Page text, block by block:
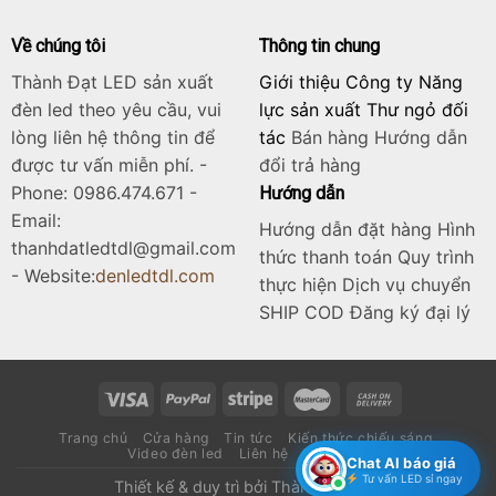
Về chúng tôi
Thành Đạt LED sản xuất
đèn led theo yêu cầu, vui
lòng liên hệ thông tin để
được tư vấn miễn phí. -
Phone: 0986.474.671 -
Email:
thanhdatledtdl@gmail.com
- Website:denledtdl.com
Thông tin chung
Giới thiệu Công ty Năng
lực sản xuất Thư ngỏ đối
tác Bán hàng Hướng dẫn
đổi trả hàng
Hướng dẫn
Hướng dẫn đặt hàng Hình
thức thanh toán Quy trình
thực hiện Dịch vụ chuyển
SHIP COD Đăng ký đại lý
Trang chủ Cửa hàng Tin tức
Kiến thức chiếu sáng
Video đèn led
Liên hệ Catalogue
Thiết kế & duy trì bởi Thành Đạt LED
Chat AI báo giá
Tư vấn LED sỉ ngay